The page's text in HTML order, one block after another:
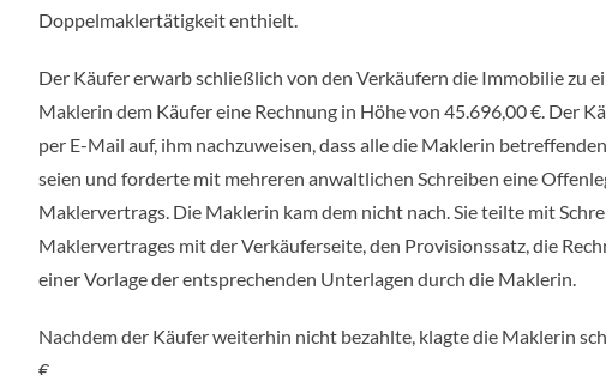
Doppelmaklertätigkeit enthielt.
Der Käufer erwarb schließlich von den Verkäufern die Immobilie zu
Maklerin dem Käufer eine Rechnung in Höhe von 45.696,00 €. Der
per E-Mail auf, ihm nachzuweisen, dass alle die Maklerin
seien und forderte mit mehreren anwaltlichen Schreiben eine
Maklervertrags. Die Maklerin kam dem nicht nach. Sie teilte mit
Maklervertrages mit der Verkäuferseite, den Provisionssatz, die
einer Vorlage der entsprechenden Unterlagen durch die Maklerin.
Nachdem der Käufer weiterhin nicht bezahlte, klagte die Maklerin
€.